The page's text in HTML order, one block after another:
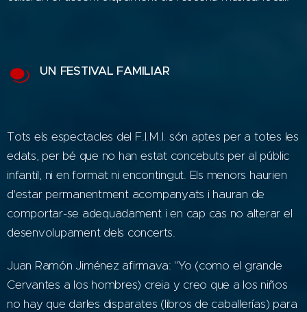
UN FESTIVAL FAMILIAR
Tots els espectacles del F.I.M.I. són aptes per a totes les
edats, per bé que no han estat concebuts per al públic
infantil, ni en format ni encontingut. Els menors haurien
d'estar permanentment acompanyats i hauran de
comportar-se adequadament i en cap cas no alterar el
desenvolupament dels concerts.
Juan Ramón Jiménez afirmava: "Yo (como el grande
Cervantes a los hombres) creia y creo que a los niños
no hay que darles disparates (libros de caballerías) para